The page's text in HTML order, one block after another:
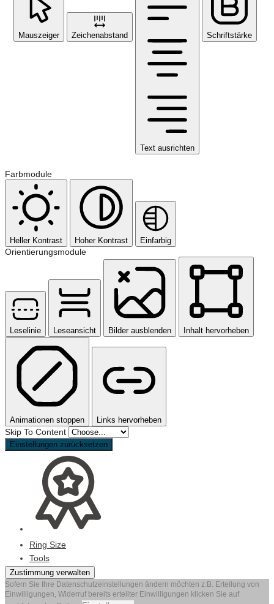
Mauszeiger Zeichenabstand
Text ausrichten
Schriftstärke
Farbmodule
Heller Kontrast Hoher Kontrast Einfarbig
Orientierungsmodule
Leselinie Leseansicht Bilder ausblenden Inhalt hervorheben
Animationen stoppen Links hervorheben
Skip To Content
Einstellungen zurücksetzen
Ring Size
Tools
Zustimmung verwalten
Sofern Sie Ihre Datenschutzeinstellungen ändern möchten z.B. Erteilung von
Einwilligungen, Widerruf bereits erteilter Einwilligungen klicken Sie auf